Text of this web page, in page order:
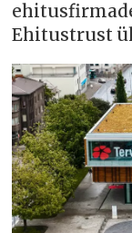
Ehitustrust